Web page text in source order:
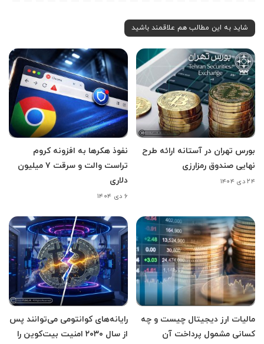
شاید به این مطالب هم علاقمند باشید
بورس تهران در آستانه ارائه طرح
نهایی صندوق رمزارزی
۲۴ دی ۱۴۰۴
نفوذ هکرها به افزونه کروم
تراست والت و سرقت ۷ میلیون
دلاری
۶ دی ۱۴۰۴
مالیات ارز دیجیتال چیست و چه
کسانی مشمول پرداخت آن
رایانه‌های کوانتومی می‌توانند پس
از سال ۲۰۳۰ امنیت بیت‌کوین را